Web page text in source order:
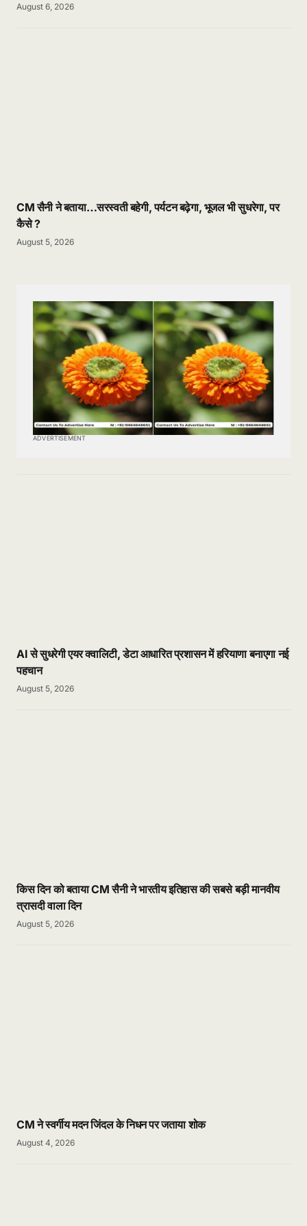
August 6, 2026
CM सैनी ने बताया…सरस्वती बहेगी, पर्यटन बढ़ेगा, भूजल भी सुधरेगा, पर
कैसे ?
August 5, 2026
ADVERTISEMENT
AI से सुधरेगी एयर क्वालिटी, डेटा आधारित प्रशासन में हरियाणा बनाएगा नई
पहचान
August 5, 2026
किस दिन को बताया CM सैनी ने भारतीय इतिहास की सबसे बड़ी मानवीय
त्रासदी वाला दिन
August 5, 2026
CM ने स्वर्गीय मदन जिंदल के निधन पर जताया शोक
August 4, 2026